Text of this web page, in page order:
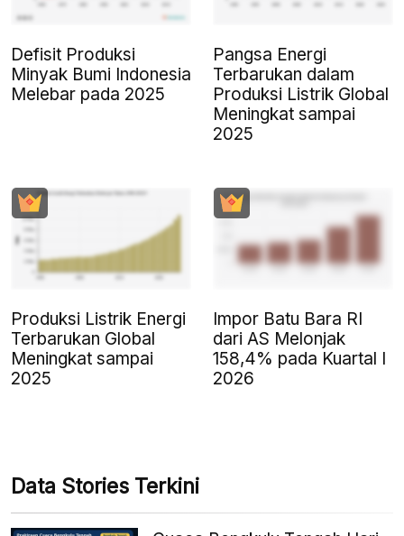
Defisit Produksi
Minyak Bumi Indonesia
Melebar pada 2025
Pangsa Energi
Terbarukan dalam
Produksi Listrik Global
Meningkat sampai
2025
Produksi Listrik Energi
Terbarukan Global
Meningkat sampai
2025
Impor Batu Bara RI
dari AS Melonjak
158,4% pada Kuartal I
2026
Data Stories Terkini